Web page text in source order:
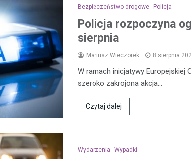
Bezpieczeństwo drogowe Policja
Policja rozpoczyna
sierpnia
Mariusz Wieczorek 8 sierpnia
W ramach inicjatywy Europejskiej
szeroko zakrojona akcja…
Czytaj dalej
Wydarzenia Wypadki